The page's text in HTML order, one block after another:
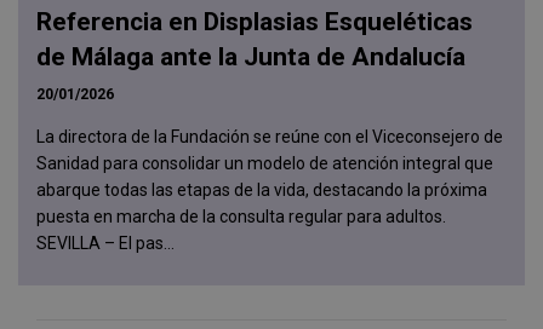
Referencia en Displasias Esqueléticas
de Málaga ante la Junta de Andalucía
20/01/2026
La directora de la Fundación se reúne con el Viceconsejero de
Sanidad para consolidar un modelo de atención integral que
abarque todas las etapas de la vida, destacando la próxima
puesta en marcha de la consulta regular para adultos.
SEVILLA – El pas...